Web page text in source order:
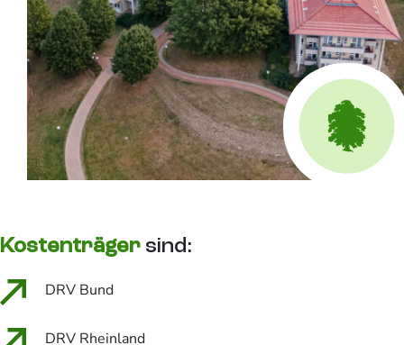
Kostenträger sind:
DRV Bund
DRV Rheinland